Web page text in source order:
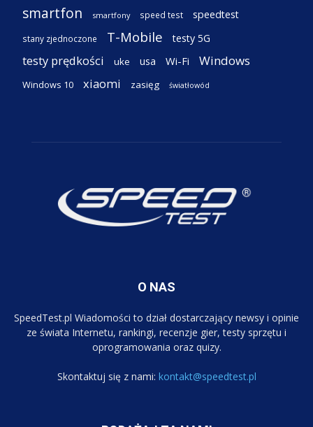
smartfon smartfony speed test speedtest
stany zjednoczone T-Mobile testy 5G
testy prędkości uke usa Wi-Fi Windows
Windows 10 xiaomi zasięg światłowód
O NAS
SpeedTest.pl Wiadomości to dział dostarczający newsy i opinie
ze świata Internetu, rankingi, recenzje gier, testy sprzętu i
oprogramowania oraz quizy.
Skontaktuj się z nami: kontakt@speedtest.pl